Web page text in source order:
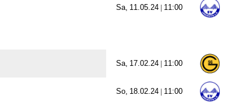
  | 
  | 
  | 